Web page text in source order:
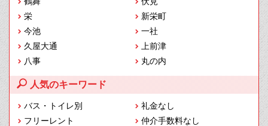
栄
新栄町
今池
一社
久屋大通
上前津
八事
丸の内
人気のキーワード
バス・トイレ別
礼金なし
フリーレント
仲介手数料なし